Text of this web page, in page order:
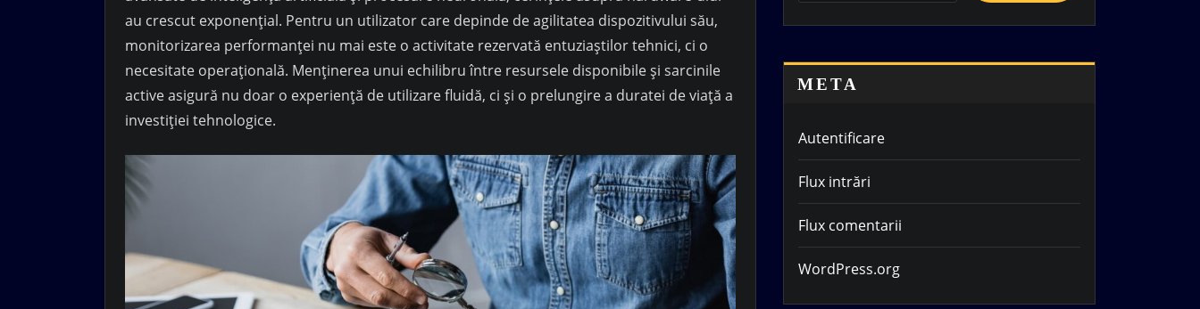
au crescut exponențial. Pentru un utilizator care depinde de agilitatea dispozitivului său,
monitorizarea performanței nu mai este o activitate rezervată entuziaștilor tehnici, ci o
necesitate operațională. Menținerea unui echilibru între resursele disponibile și sarcinile
active asigură nu doar o experiență de utilizare fluidă, ci și o prelungire a duratei de viață a
investiției tehnologice.
META
Autentificare
Flux intrări
Flux comentarii
WordPress.org